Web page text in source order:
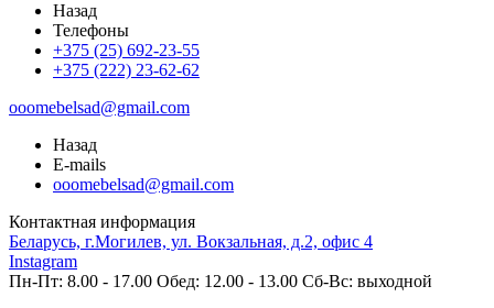
Назад
Телефоны
+375 (25) 692-23-55
+375 (222) 23-62-62
ooomebelsad@gmail.com
Назад
E-mails
ooomebelsad@gmail.com
Контактная информация
Беларусь, г.Могилев, ул. Вокзальная, д.2, офис 4
Instagram
Пн-Пт: 8.00 - 17.00 Обед: 12.00 - 13.00 Сб-Вс: выходной